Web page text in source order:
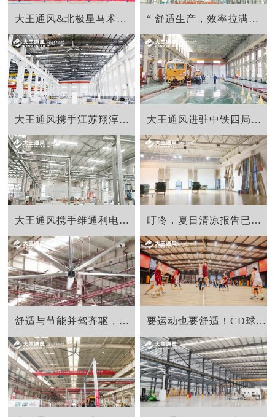
大王通风&北极星马术学院联手打造舒适运动空间 “ 舒适生产，效率拉满！”大王通风与太湖锅炉的完美协作
大王通风携手江苏翔淳科技突破降温难题 大王通风进驻中铁四局，解决通风降温难题
大王通风携手维通利电气：告别炎热困扰，释放清凉一夏！ 叮咚，夏日清凉报告已生成，请全体福师大师生注意查收！
舒适与节能并驾齐驱，大王风扇赋能广汽本田绿色生产 要运动也要舒适！CD球馆新风尚！大王通风超大覆盖，清凉无限！